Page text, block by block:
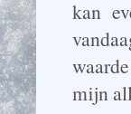
kan
mijn